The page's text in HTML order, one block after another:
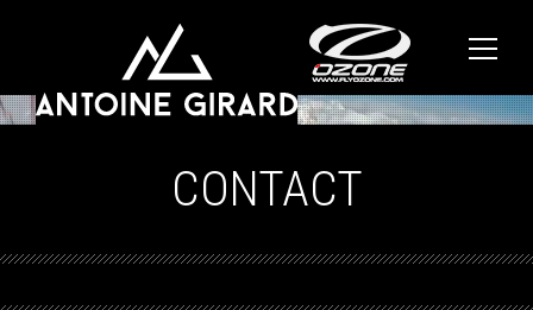
CONTACT